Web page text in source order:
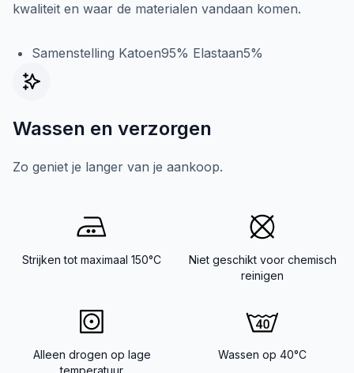
kwaliteit en waar de materialen vandaan komen.
Samenstelling Katoen95% Elastaan5%
Wassen en verzorgen
Zo geniet je langer van je aankoop.
Strijken tot maximaal 150°C
Niet geschikt voor chemisch
reinigen
Alleen drogen op lage
temperatuur
Wassen op 40°C